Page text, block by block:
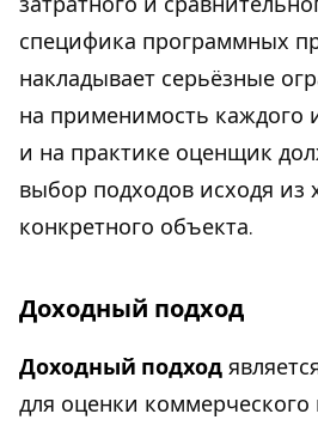
специфика программных
накладывает серьёзные
на применимость каждого
и на практике оценщик
выбор подходов исходя из
конкретного объекта.
Доходный подход
Доходный подход
для оценки